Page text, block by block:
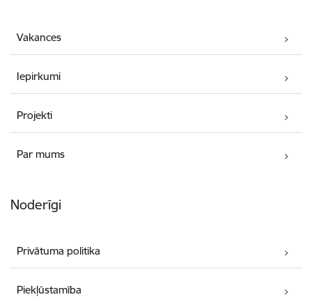
Vakances
Iepirkumi
Projekti
Par mums
Noderīgi
Privātuma politika
Piekļūstamība